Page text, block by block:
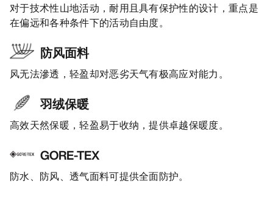
对于技术性山地活动，耐用且具有保护性的设计，重点是
在偏远和各种条件下的活动自由度。
防风面料
风无法滲透，轻盈却对恶劣天气有极高应对能力。
羽绒保暖
高效天然保暖，轻盈易于收纳，提供卓越保暖度。
GORE-TEX
防水、防风、透气面料可提供全面防护。